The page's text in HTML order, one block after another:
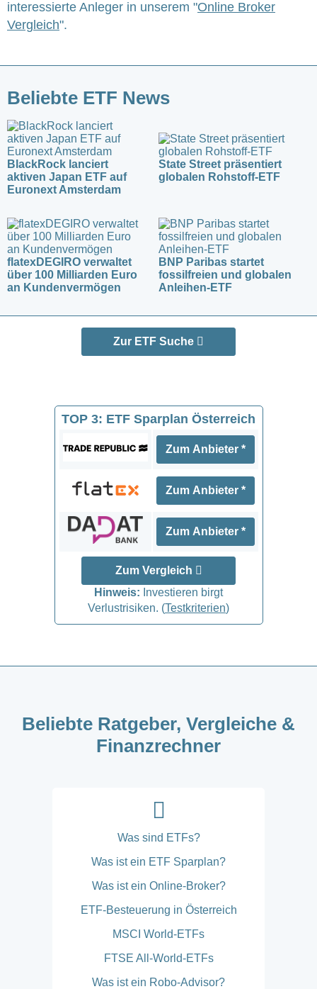
interessierte Anleger in unserem "Online Broker
Vergleich".
Beliebte ETF News
BlackRock lanciert
aktiven Japan ETF auf
Euronext Amsterdam
State Street präsentiert
globalen Rohstoff-ETF
flatexDEGIRO verwaltet
über 100 Milliarden Euro
an Kundenvermögen
BNP Paribas startet
fossilfreien und globalen
Anleihen-ETF
Zur ETF Suche
TOP 3: ETF Sparplan Österreich
Zum Anbieter *
Zum Anbieter *
Zum Anbieter *
Zum Vergleich
Hinweis: Investieren birgt
Verlustrisiken. (Testkriterien)
Beliebte Ratgeber, Vergleiche &
Finanzrechner
Was sind ETFs?
Was ist ein ETF Sparplan?
Was ist ein Online-Broker?
ETF-Besteuerung in Österreich
MSCI World-ETFs
FTSE All-World-ETFs
Was ist ein Robo-Advisor?